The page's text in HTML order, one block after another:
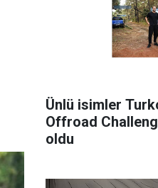
Ünlü isimler
Offroad
oldu